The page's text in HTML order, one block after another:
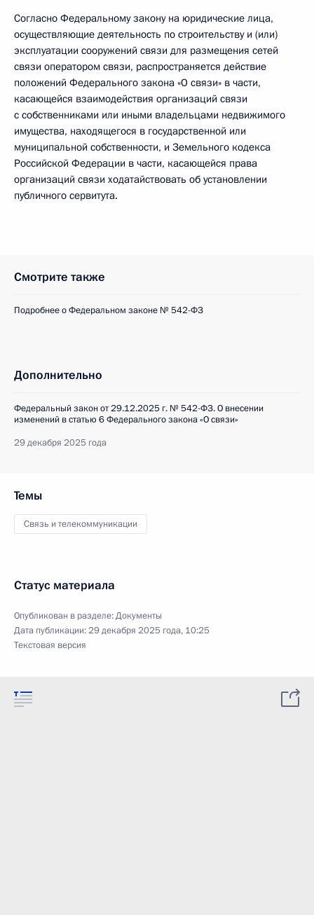
Согласно Федеральному закону на юридические лица,
осуществляющие деятельность по строительству и (или)
эксплуатации сооружений связи для размещения сетей
связи оператором связи, распространяется действие
положений Федерального закона «О связи» в части,
касающейся взаимодействия организаций связи
с собственниками или иными владельцами недвижимого
имущества, находящегося в государственной или
муниципальной собственности, и Земельного кодекса
Российской Федерации в части, касающейся права
организаций связи ходатайствовать об установлении
публичного сервитута.
Смотрите также
Подробнее о Федеральном законе № 542-ФЗ
Дополнительно
Федеральный закон от 29.12.2025 г. № 542-ФЗ. О внесении
изменений в статью 6 Федерального закона «О связи»
29 декабря 2025 года
Темы
Связь и телекоммуникации
Статус материала
Опубликован в разделе:Документы
Дата публикации:29 декабря 2025 года, 10:25
Текстовая версия